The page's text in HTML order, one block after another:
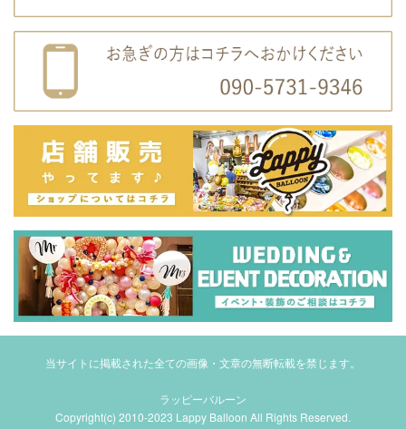
当サイトに掲載された全ての画像・文章の無断転載を禁じます。
ラッピーバルーン
Copyright(c) 2010-2023 Lappy Balloon All Rights Reserved.